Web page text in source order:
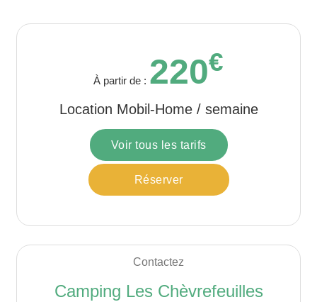
À partir de : 220€
Location Mobil-Home / semaine
Voir tous les tarifs
Réserver
Contactez
Camping Les Chèvrefeuilles